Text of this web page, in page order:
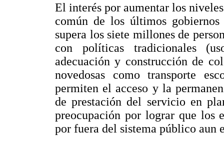
El interés por aumentar los
común de los últimos
supera los siete millones de
con políticas tradicionales
adecuación y construcción de
novedosas como transporte
permiten el acceso y la
de prestación del servicio en
preocupación por lograr que los
por fuera del sistema público aun